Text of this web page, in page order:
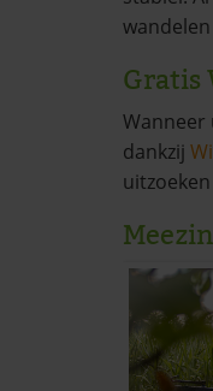
Gratis
Wanneer
dankzij